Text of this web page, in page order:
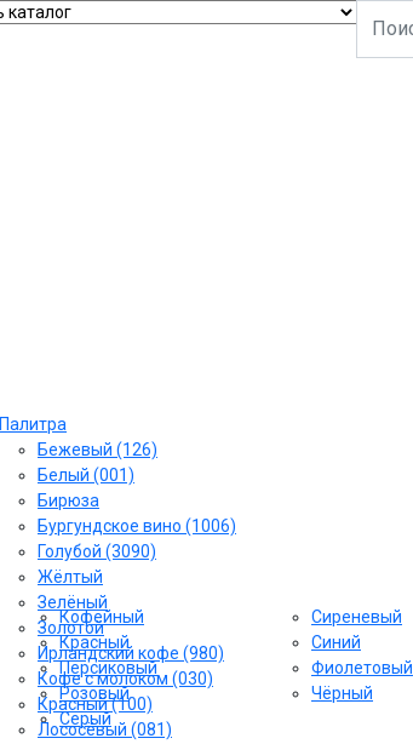
Кофейный
Красный
Персиковый
Розовый
Серый
Сиреневый
Cиний
Фиолетовый
Чёрный
Палитра
Бежевый (126)
Белый (001)
Бирюза
Бургундское вино (1006)
Голубой (3090)
Жёлтый
Зелёный
Золотой
Ирландский кофе (980)
Кофе с молоком (030)
Красный (100)
Лососёвый (081)